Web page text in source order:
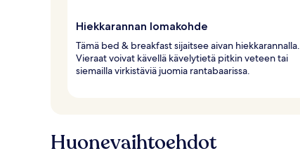
Hiekkarannan lomakohde
Tämä bed & breakfast sijaitsee aivan hiekkarannalla.
Vieraat voivat kävellä kävelytietä pitkin veteen tai
siemailla virkistäviä juomia rantabaarissa.
Huonevaihtoehdot